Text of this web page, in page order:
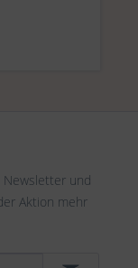
und
Aktion mehr